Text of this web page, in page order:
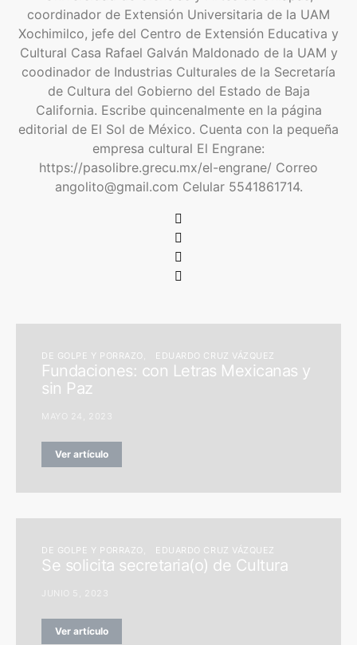
coordinador de Extensión Universitaria de la UAM
Xochimilco, jefe del Centro de Extensión Educativa y
Cultural Casa Rafael Galván Maldonado de la UAM y
coodinador de Industrias Culturales de la Secretaría
de Cultura del Gobierno del Estado de Baja
California. Escribe quincenalmente en la página
editorial de El Sol de México. Cuenta con la pequeña
empresa cultural El Engrane:
https://pasolibre.grecu.mx/el-engrane/ Correo
angolito@gmail.com Celular 5541861714.
DE GOLPE Y PORRAZO EDUARDO CRUZ VÁZQUEZ
Fundaciones: con Letras Mexicanas y
sin Paz
MAYO 24, 2023
Ver artículo
DE GOLPE Y PORRAZO EDUARDO CRUZ VÁZQUEZ
Se solicita secretaria(o) de Cultura
JUNIO 5, 2023
Ver artículo